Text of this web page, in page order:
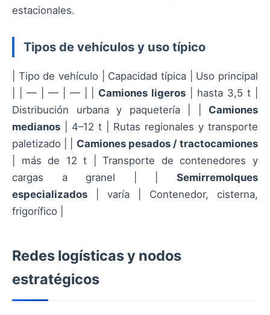
estacionales.
Tipos de vehículos y uso típico
| Tipo de vehículo | Capacidad típica | Uso principal
| | — | — | — | | Camiones ligeros | hasta 3,5 t |
Distribución urbana y paquetería | | Camiones
medianos | 4–12 t | Rutas regionales y transporte
paletizado | | Camiones pesados / tractocamiones
| más de 12 t | Transporte de contenedores y
cargas a granel | | Semirremolques
especializados | varía | Contenedor, cisterna,
frigorífico |
Redes logísticas y nodos
estratégicos